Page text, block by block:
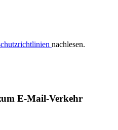
nachlesen.
E-Mail-Verkehr